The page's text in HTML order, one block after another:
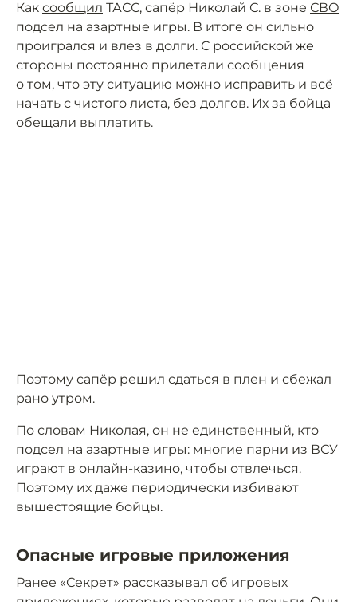
Как сообщил ТАСС, сапёр Николай С. в зоне СВО
подсел на азартные игры. В итоге он сильно
проигрался и влез в долги. С российской же
стороны постоянно прилетали сообщения
о том, что эту ситуацию можно исправить и всё
начать с чистого листа, без долгов. Их за бойца
обещали выплатить.
Поэтому сапёр решил сдаться в плен и сбежал
рано утром.
По словам Николая, он не единственный, кто
подсел на азартные игры: многие парни из ВСУ
играют в онлайн-казино, чтобы отвлечься.
Поэтому их даже периодически избивают
вышестоящие бойцы.
Опасные игровые приложения
Ранее «Секрет» рассказывал об игровых